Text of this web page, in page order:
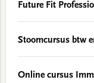
Future Fit
Stoomcursus btw
Online cursus